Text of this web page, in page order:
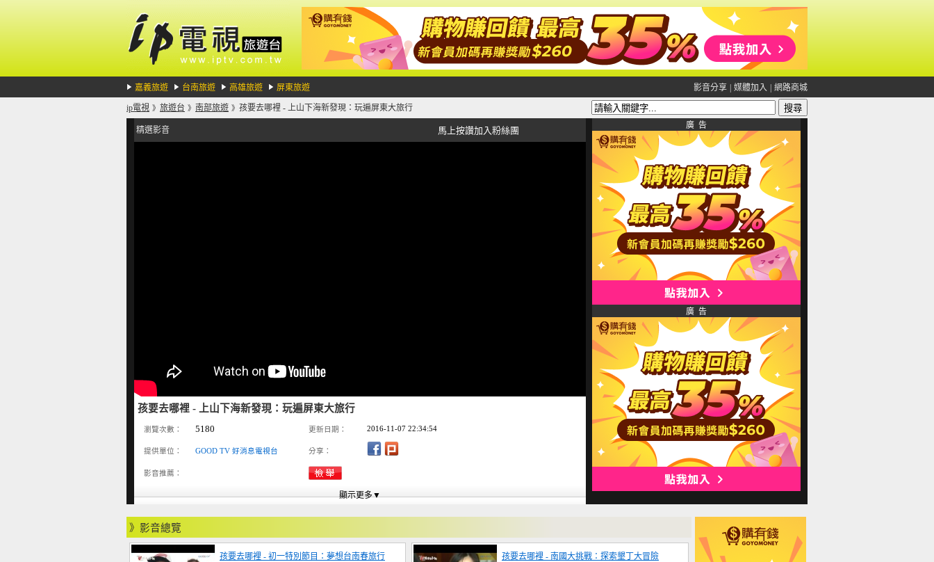
嘉義旅遊 台南旅遊 高雄旅遊 屏東旅遊 影音分享 媒體加入 網路商城
ip電視 》 旅遊台 》 南部旅遊 》 孩要去哪裡 - 上山下海新發現：玩遍屏東大旅行
精選影音 馬上按讚加入粉絲團
孩要去哪裡 - 上山下海新發現：玩遍屏東大旅行
瀏覽次數： 5180 更新日期： 2016-11-07 22:34:54
提供單位： GOOD TV 好消息電視台 分享：
影音推薦：
廣 告
廣 告
》影音總覽
孩要去哪裡 - 初一特別節目：夢想台南春旅行
孩要去哪裡 - 南國大挑戰：探索墾丁大冒險